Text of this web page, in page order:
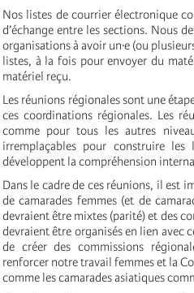
Nos listes de courrier électronique
d’échange entre les sections. Nous
organisations à avoir un·e (ou
listes, à la fois pour envoyer du
matériel reçu.
Les réunions régionales sont une
ces coordinations régionales. Les
comme pour tous les autres
irremplaçables pour construire
développent la compréhension
Dans le cadre de ces réunions, il est
de camarades femmes (et de
devraient être mixtes (parité) et des
devraient être organisés en lien avec
de créer des commissions
renforcer notre travail femmes et la
comme les camarades asiatiques